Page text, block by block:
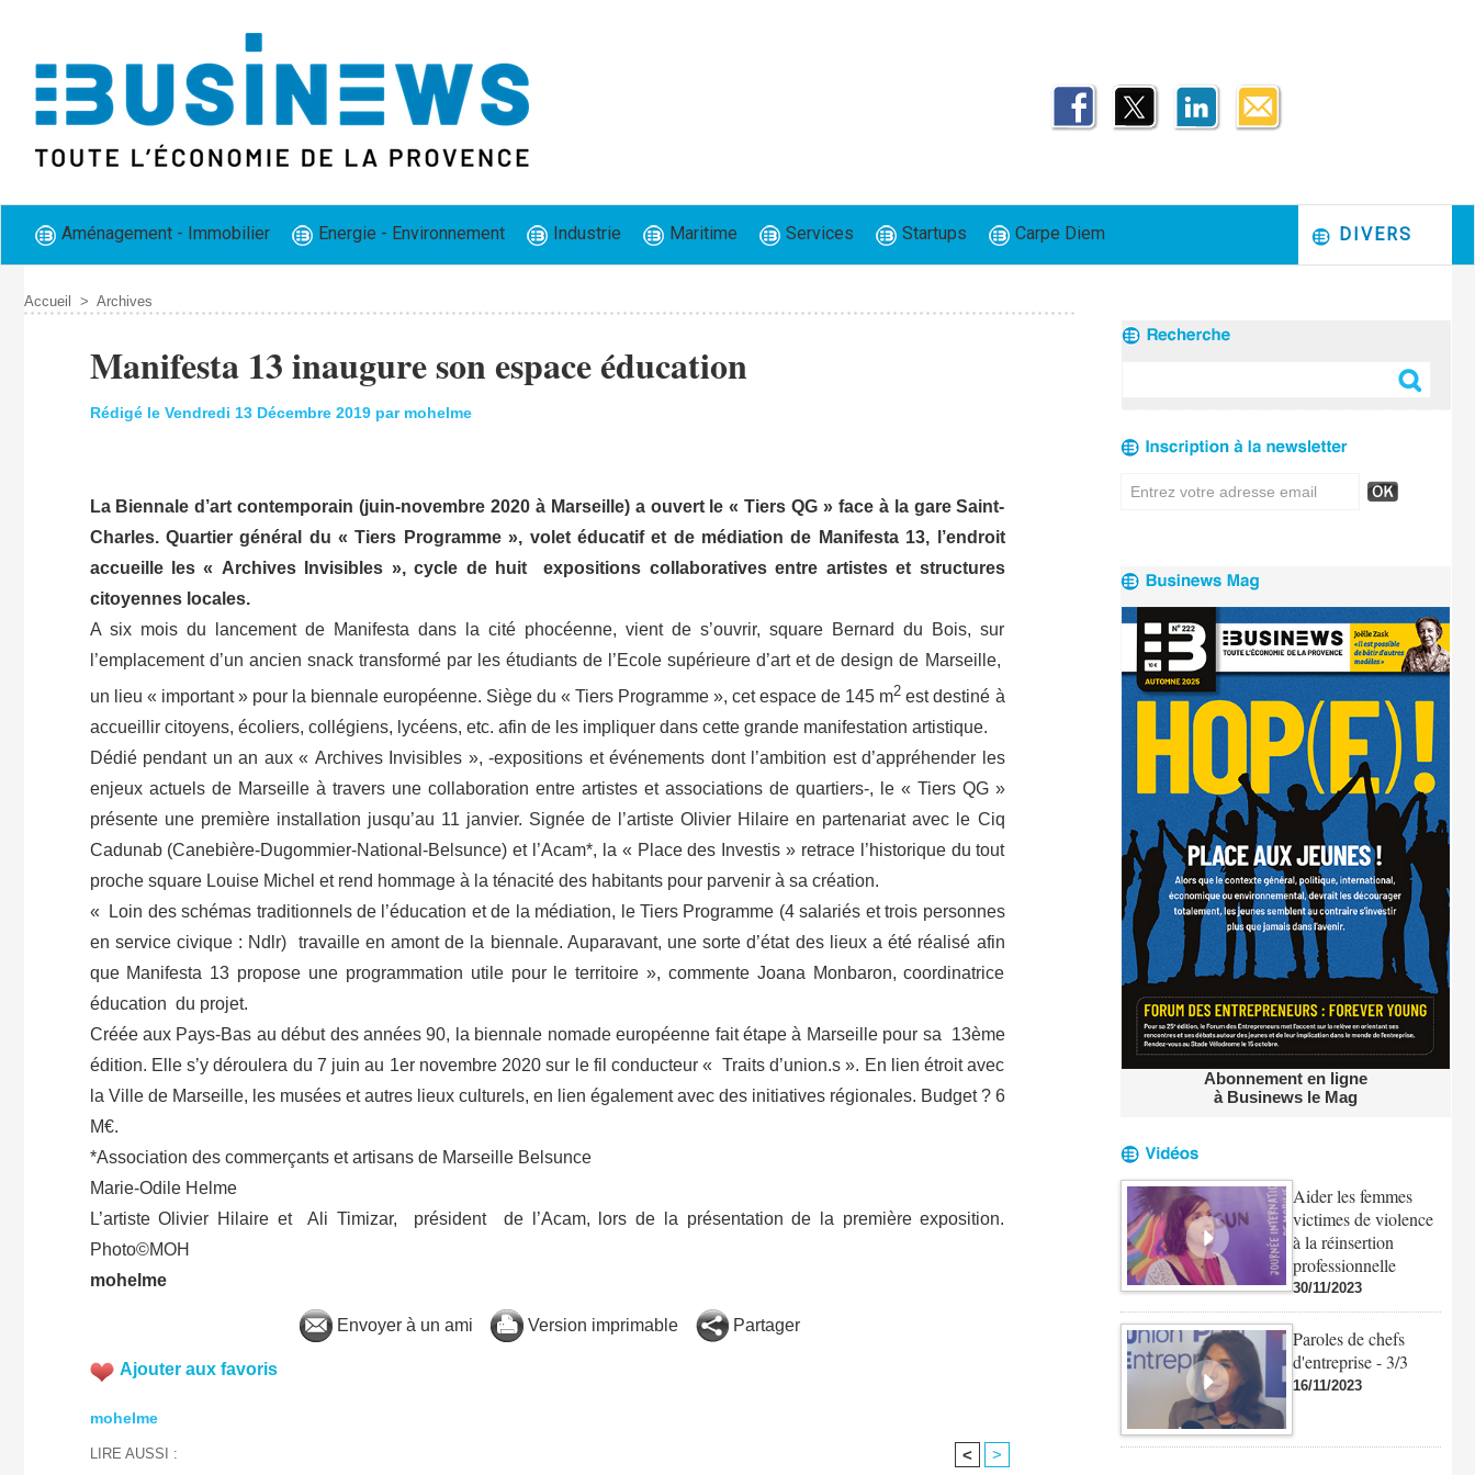
Aménagement - Immobilier Energie - Environnement Industrie Maritime Services Startups Carpe Diem DIVERS
Accueil > Archives
Manifesta 13 inaugure son espace éducation
Rédigé le Vendredi 13 Décembre 2019 par mohelme
La Biennale d’art contemporain (juin-novembre 2020 à Marseille) a ouvert le « Tiers QG » face à la gare Saint-
Charles. Quartier général du « Tiers Programme », volet éducatif et de médiation de Manifesta 13, l’endroit
accueille les « Archives Invisibles », cycle de huit expositions collaboratives entre artistes et structures
citoyennes locales.
A six mois du lancement de Manifesta dans la cité phocéenne, vient de s’ouvrir, square Bernard du Bois, sur
l’emplacement d’un ancien snack transformé par les étudiants de l’Ecole supérieure d’art et de design de Marseille,
un lieu « important » pour la biennale européenne. Siège du « Tiers Programme », cet espace de 145 m2 est destiné à
accueillir citoyens, écoliers, collégiens, lycéens, etc. afin de les impliquer dans cette grande manifestation artistique.
Dédié pendant un an aux « Archives Invisibles », -expositions et événements dont l’ambition est d’appréhender les
enjeux actuels de Marseille à travers une collaboration entre artistes et associations de quartiers-, le « Tiers QG »
présente une première installation jusqu’au 11 janvier. Signée de l’artiste Olivier Hilaire en partenariat avec le Ciq
Cadunab (Canebière-Dugommier-National-Belsunce) et l’Acam*, la « Place des Investis » retrace l’historique du tout
proche square Louise Michel et rend hommage à la ténacité des habitants pour parvenir à sa création.
« Loin des schémas traditionnels de l’éducation et de la médiation, le Tiers Programme (4 salariés et trois personnes
en service civique : Ndlr) travaille en amont de la biennale. Auparavant, une sorte d’état des lieux a été réalisé afin
que Manifesta 13 propose une programmation utile pour le territoire », commente Joana Monbaron, coordinatrice
éducation du projet.
Créée aux Pays-Bas au début des années 90, la biennale nomade européenne fait étape à Marseille pour sa 13ème
édition. Elle s’y déroulera du 7 juin au 1er novembre 2020 sur le fil conducteur « Traits d’union.s ». En lien étroit avec
la Ville de Marseille, les musées et autres lieux culturels, en lien également avec des initiatives régionales. Budget ? 6
M€.
*Association des commerçants et artisans de Marseille Belsunce
Marie-Odile Helme
L’artiste Olivier Hilaire et Ali Timizar, président de l’Acam, lors de la présentation de la première exposition.
Photo©MOH
mohelme
Envoyer à un ami Version imprimable Partager
Ajouter aux favoris
mohelme
LIRE AUSSI : < >
Abonnement en ligne
à Businews le Mag
Aider les femmes
victimes de violence
à la réinsertion
professionnelle
30/11/2023
Paroles de chefs
d'entreprise - 3/3
16/11/2023